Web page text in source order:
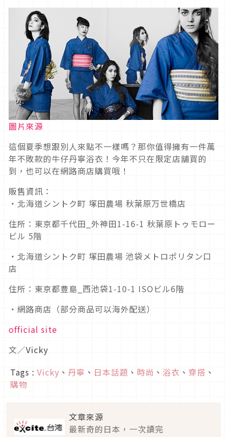
圖片來源
這個夏季想跟別人來點不一樣嗎？那你值得擁有一件萬
年不敗款的牛仔丹寧浴衣！今年不只在限定店舖買的
到，也可以在網路商店購買哦！
販售資訊：
・北海道シントク町 塚田農場 秋葉原万世橋店
住所：東京都千代田_外神田1-16-1 秋葉原トゥモロー
ビル 5階
・北海道シントク町 塚田農場 池袋メトロポリタン口
店
住所：東京都豊島_西池袋1-10-1 ISOビル6階
・網路商店（部分商品可以海外配送）
official site
文／Vicky
Tags : Vicky 、 丹寧 、 日本話題 、 時尚 、 浴衣 、 穿搭 、
購物
文章來源
最新奇的日本，一次讀完